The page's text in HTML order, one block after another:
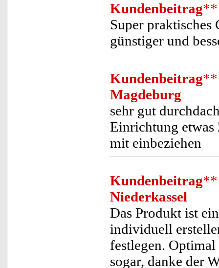
Kundenbeitrag**
Super
günstiger und
Kundenbeitrag**
Magdeburg
sehr gut
Einrichtung
mit einbeziehen
Kundenbeitrag**
Niederkassel
Das Produkt ist
individuell
festlegen.
sogar, danke der